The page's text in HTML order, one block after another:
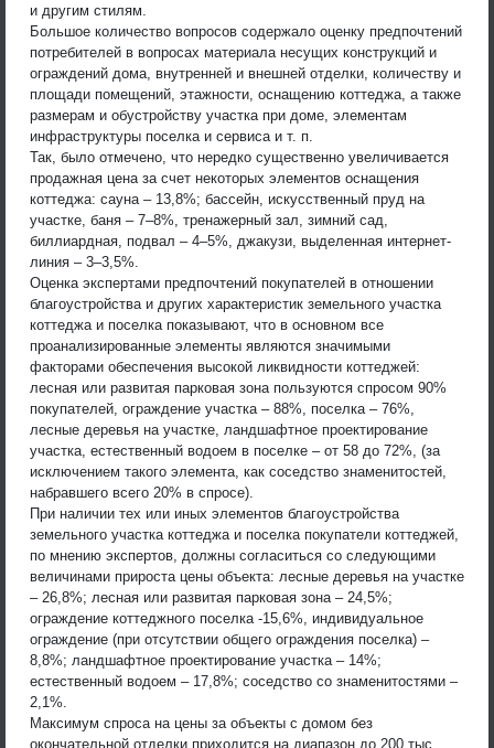
и другим стилям.
Большое количество вопросов содержало оценку предпочтений
потребителей в вопросах материала несущих конструкций и
ограждений дома, внутренней и внешней отделки, количеству и
площади помещений, этажности, оснащению коттеджа, а также
размерам и обустройству участка при доме, элементам
инфраструктуры поселка и сервиса и т. п.
Так, было отмечено, что нередко существенно увеличивается
продажная цена за счет некоторых элементов оснащения
коттеджа: сауна – 13,8%; бассейн, искусственный пруд на
участке, баня – 7–8%, тренажерный зал, зимний сад,
биллиардная, подвал – 4–5%, джакузи, выделенная интернет-
линия – 3–3,5%.
Оценка экспертами предпочтений покупателей в отношении
благоустройства и других характеристик земельного участка
коттеджа и поселка показывают, что в основном все
проанализированные элементы являются значимыми
факторами обеспечения высокой ликвидности коттеджей:
лесная или развитая парковая зона пользуются спросом 90%
покупателей, ограждение участка – 88%, поселка – 76%,
лесные деревья на участке, ландшафтное проектирование
участка, естественный водоем в поселке – от 58 до 72%, (за
исключением такого элемента, как соседство знаменитостей,
набравшего всего 20% в спросе).
При наличии тех или иных элементов благоустройства
земельного участка коттеджа и поселка покупатели коттеджей,
по мнению экспертов, должны согласиться со следующими
величинами прироста цены объекта: лесные деревья на участке
– 26,8%; лесная или развитая парковая зона – 24,5%;
ограждение коттеджного поселка -15,6%, индивидуальное
ограждение (при отсутствии общего ограждения поселка) –
8,8%; ландшафтное проектирование участка – 14%;
естественный водоем – 17,8%; соседство со знаменитостями –
2,1%.
Максимум спроса на цены за объекты с домом без
окончательной отделки приходится на диапазон до 200 тыс.